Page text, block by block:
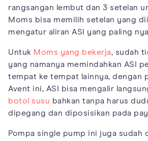
rangsangan lembut dan 3 setelan
Moms bisa memilih setelan yang
mengatur aliran ASI yang paling
Untuk Moms yang bekerja, sudah
yang namanya memindahkan ASI
tempat ke tempat lainnya, dengan
Avent ini, ASI bisa mengalir
botol susu bahkan tanpa harus
dipegang dan diposisikan pada
Pompa single pump ini juga sudah